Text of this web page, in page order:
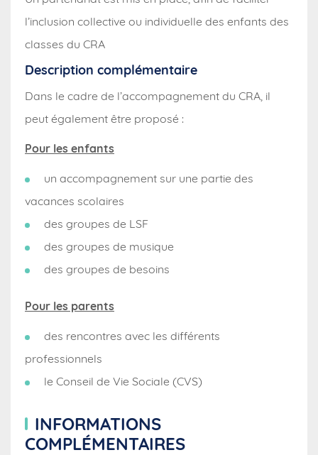
l’inclusion collective ou individuelle des enfants des
classes du CRA
Description complémentaire
Dans le cadre de l’accompagnement du CRA, il
peut également être proposé :
Pour les enfants
un accompagnement sur une partie des
vacances scolaires
des groupes de LSF
des groupes de musique
des groupes de besoins
Pour les parents
des rencontres avec les différents
professionnels
le Conseil de Vie Sociale (CVS)
INFORMATIONS
COMPLÉMENTAIRES